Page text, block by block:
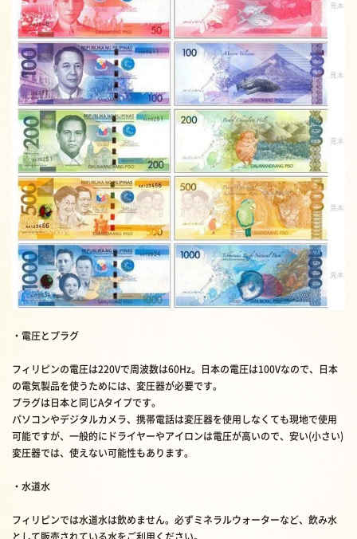
・電圧とプラグ
フィリピンの電圧は220Vで周波数は60Hz。日本の電圧は100Vなので、日本
の電気製品を使うためには、変圧器が必要です。
プラグは日本と同じAタイプです。
パソコンやデジタルカメラ、携帯電話は変圧器を使用しなくても現地で使用
可能ですが、一般的にドライヤーやアイロンは電圧が高いので、安い(小さい)
変圧器では、使えない可能性もあります。
・水道水
フィリピンでは水道水は飲めません。必ずミネラルウォーターなど、飲み水
として販売されている水をご利用ください。